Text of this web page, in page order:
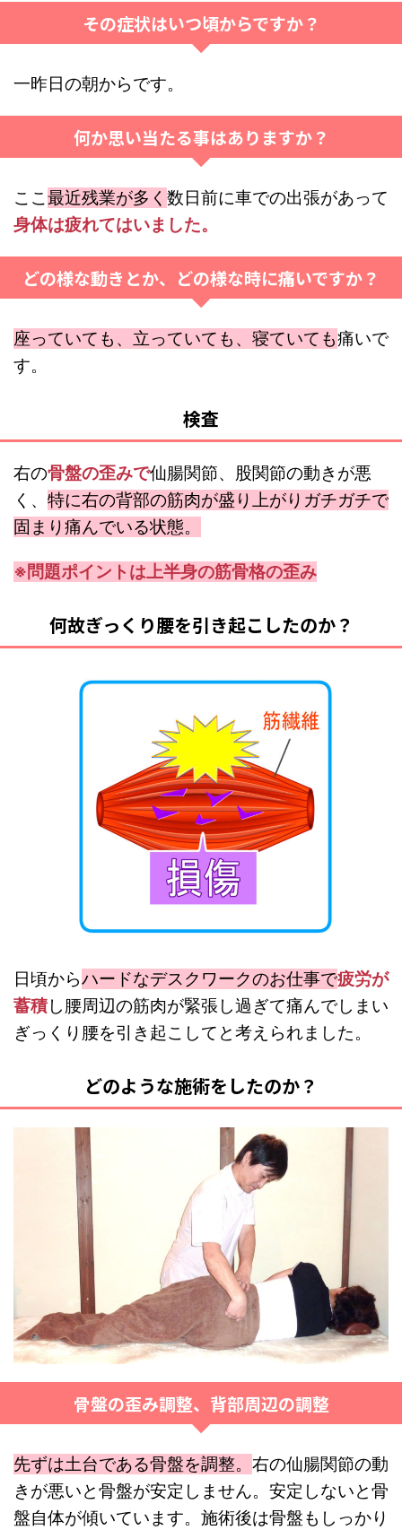
その症状はいつ頃からですか？
一昨日の朝からです。
何か思い当たる事はありますか？
ここ最近残業が多く 数日前に車での出張があって
身体は疲れてはいました。
どの様な動きとか、どの様な時に痛いですか？
座っていても、立っていても、寝ていても痛いで
す。
検査
右の骨盤の歪みで仙腸関節、股関節の動きが悪
く、 特に右の背部の筋肉が盛り上がりガチガチで
固まり痛んでいる状態。
※問題ポイントは上半身の筋骨格の歪み
何故ぎっくり腰を引き起こしたのか？
日頃からハードなデスクワークのお仕事で疲労が
蓄積し腰周辺の筋肉が緊張し過ぎて痛んでしまい
ぎっくり腰を引き起こしてと考えられました。
どのような施術をしたのか？
骨盤の歪み調整、背部周辺の調整
先ずは土台である骨盤を調整。 右の仙腸関節の動
きが悪いと骨盤が安定しません。安定しないと骨
盤自体が傾いています。施術後は骨盤もしっかり